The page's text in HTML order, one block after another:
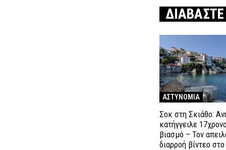
ΔΙΑΒΑΣΤΕ
ΑΣΤΥΝΟΜΙΑ
Σοκ στη Σκιάθο:
κατήγγειλε
βιασμό – Τον
διαρροή βίντεο στο